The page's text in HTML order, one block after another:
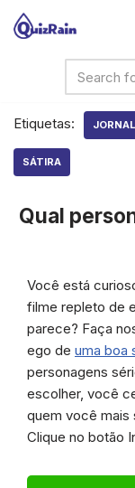
Etiquetas:
SÁTIRA
Qual
Você está
filme repleto de
parece? Faça
ego de uma boa
personagens
escolher, você
quem você mais
Clique no botão